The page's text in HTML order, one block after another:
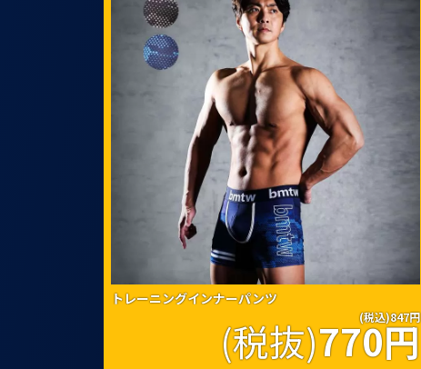
トレーニングインナーパンツ
(税込)847円
(税抜)770円